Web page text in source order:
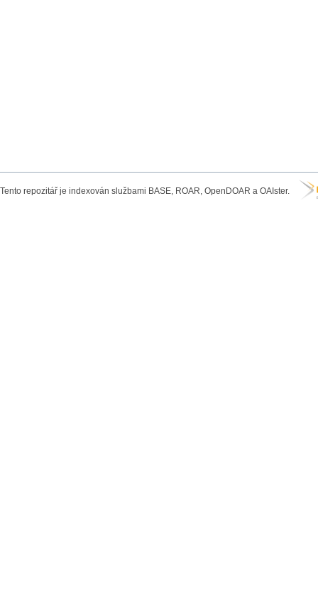
Tento repozitář je indexován službami BASE, ROAR, OpenDOAR a OAIster.